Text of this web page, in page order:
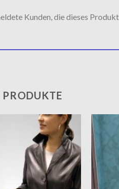
Kunden, die dieses